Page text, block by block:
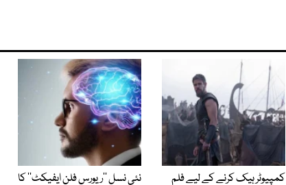
کمپیوٹر ہیک کرنے کے لیے فلم
نئی نسل ’’ریورس فلن ایفیکٹ‘‘ کا